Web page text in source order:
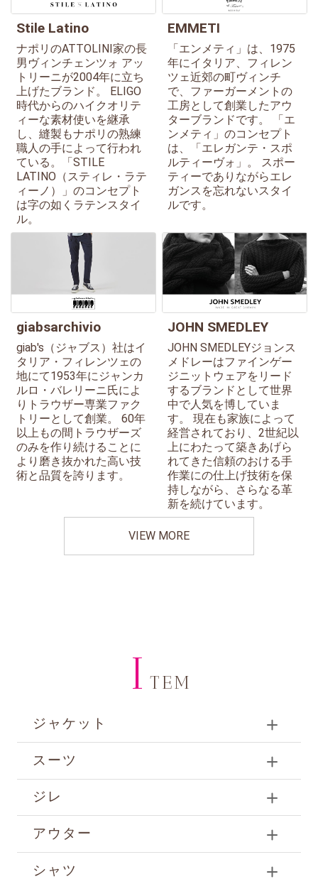
Stile Latino
ナポリのATTOLINI家の長
男ヴィンチェンツォ アッ
トリーニが2004年に立ち
上げたブランド。 ELIGO
時代からのハイクオリテ
ィーな素材使いを継承
し、縫製もナポリの熟練
職人の手によって行われ
ている。「STILE
LATINO（スティレ・ラテ
ィーノ）」のコンセプト
は字の如くラテンスタイ
ル。
EMMETI
「エンメティ」は、1975
年にイタリア、フィレン
ツェ近郊の町ヴィンチ
で、ファーガーメントの
工房として創業したアウ
ターブランドです。 「エ
ンメティ」のコンセプト
は、「エレガンテ・スポ
ルティーヴォ」。 スポー
ティーでありながらエレ
ガンスを忘れないスタイ
ルです。
giabsarchivio
giab's（ジャブス）社はイ
タリア・フィレンツェの
地にて1953年にジャンカ
ルロ・バレリーニ氏によ
りトラウザー専業ファク
トリーとして創業。 60年
以上もの間トラウザーズ
のみを作り続けることに
より磨き抜かれた高い技
術と品質を誇ります。
JOHN SMEDLEY
JOHN SMEDLEYジョンス
メドレーはファインゲー
ジニットウェアをリード
するブランドとして世界
中で人気を博していま
す。 現在も家族によって
経営されており、2世紀以
上にわたって築きあげら
れてきた信頼のおける手
作業にの仕上げ技術を保
持しながら、さらなる革
新を続けています。
VIEW MORE
I TEM
ジャケット
スーツ
ジレ
アウター
シャツ